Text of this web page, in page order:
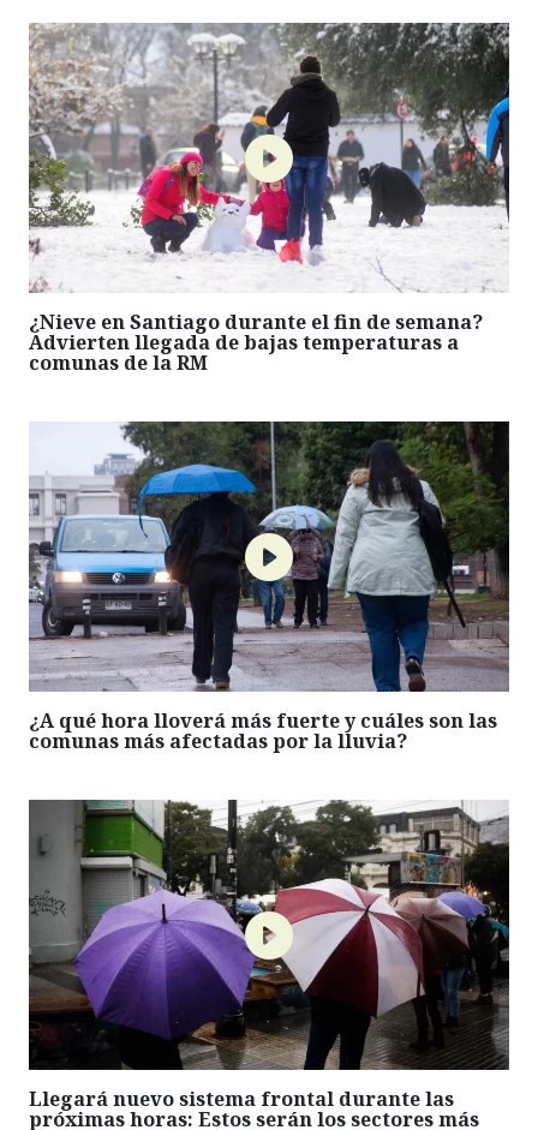
¿Nieve en Santiago durante el fin de semana?
Advierten llegada de bajas temperaturas a
comunas de la RM
¿A qué hora lloverá más fuerte y cuáles son las
comunas más afectadas por la lluvia?
Llegará nuevo sistema frontal durante las
próximas horas: Estos serán los sectores más